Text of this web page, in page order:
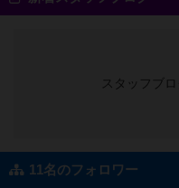
スタッフブ
11名のフォロワー